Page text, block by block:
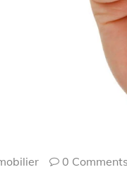
0 Comments